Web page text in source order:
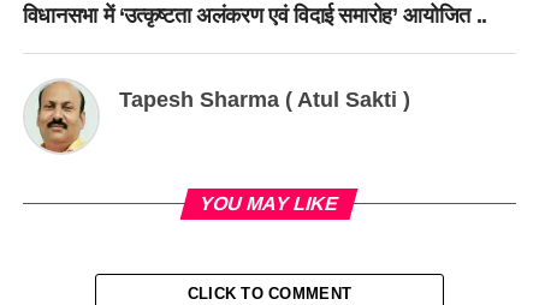
विधानसभा में ‘उत्कृष्टता अलंकरण एवं विदाई समारोह’ आयोजित ..
Tapesh Sharma ( Atul Sakti )
YOU MAY LIKE
CLICK TO COMMENT